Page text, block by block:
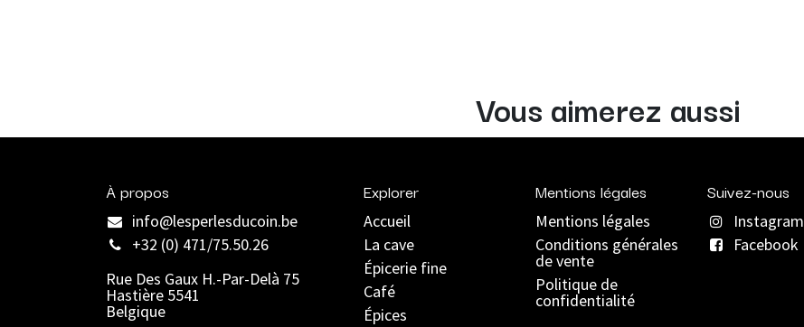
Vous aimerez aussi
À propos
info@lesperlesducoin.be​
+32 (0) 471/75.50.26
Rue Des Gaux H.-Par-Delà 75
Hastière 5541
Belgique
Explorer
Accueil
La cave
Épicerie fine
Café
Épices
Mentions légales
Mentions légales
Conditions générales
de vente
Politique de
confidentialité
Suivez-nous
Instagram
Facebook